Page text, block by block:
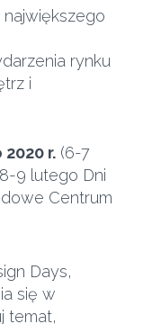
rynku
i
r. (6-7
9 lutego Dni
Centrum
Days,
się w
temat,